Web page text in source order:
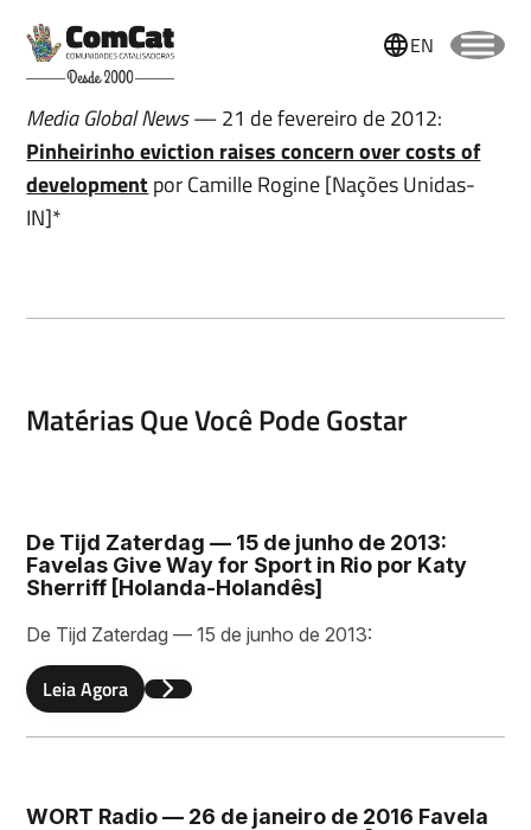
EN
Media Global News— 21 de fevereiro de 2012:
Pinheirinho eviction raises concern over costs of
developmentpor Camille Rogine [Nações Unidas-
IN]*
Matérias Que Você Pode Gostar
De Tijd Zaterdag — 15 de junho de 2013:
Favelas Give Way for Sport in Rio por Katy
Sherriff [Holanda-Holandês]
De Tijd Zaterdag — 15 de junho de 2013:
Leia Agora
WORT Radio — 26 de janeiro de 2016 Favela
Nome
Sobrenome
Email
Deixe uma mensagem